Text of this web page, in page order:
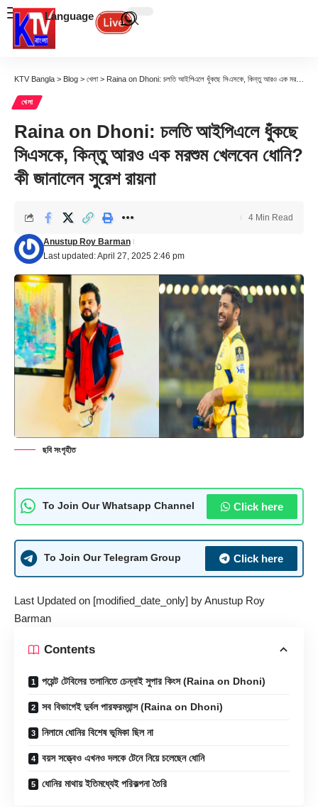
Language
KTV Bangla > Blog > খেলা > Raina on Dhoni: চলতি আইপিএলে ধুঁকছে সিএসকে, কিন্তু আরও এক মরশুম খেলবেন ধোনি? কী জানালেন সুরেশ রায়না
খেলা
Raina on Dhoni: চলতি আইপিএলে ধুঁকছে
সিএসকে, কিন্তু আরও এক মরশুম খেলবেন ধোনি?
কী জানালেন সুরেশ রায়না
Last updated: April 27, 2025 2:46 pm
Anustup Roy Barman
4 Min Read
ছবি সংগৃহীত
To Join Our Whatsapp Channel Click here
To Join Our Telegram Group Click here
Last Updated on [modified_date_only] byAnustup Roy
Barman
Contents
পয়েন্ট টেবিলের তলানিতে চেন্নাই সুপার কিংস (Raina on Dhoni)
সব বিভাগেই দুর্বল পারফরম্যান্স (Raina on Dhoni)
নিলামে ধোনির বিশেষ ভূমিকা ছিল না
বয়স সত্ত্বেও এখনও দলকে টেনে নিয়ে চলেছেন ধোনি
ধোনির মাথায় ইতিমধ্যেই পরিকল্পনা তৈরি